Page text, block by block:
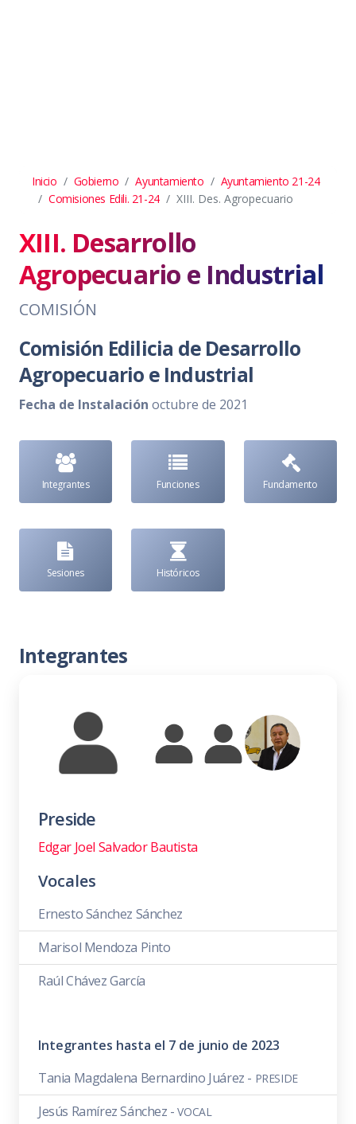
Inicio Gobierno Ayuntamiento
Ayuntamiento 21-24
Comisiones Edili. 21-24
XIII. Des. Agropecuario
XIII. Desarrollo
Agropecuario e Industrial
COMISIÓN
Comisión Edilicia de Desarrollo
Agropecuario e Industrial
Fecha de Instalación octubre de 2021
Integrantes Funciones Fundamento
Sesiones Históricos
Integrantes
Preside
Edgar Joel Salvador Bautista
Vocales
Ernesto Sánchez Sánchez
Marisol Mendoza Pinto
Raúl Chávez García
Integrantes hasta el 7 de junio de 2023
Tania Magdalena Bernardino Juárez - PRESIDE
Jesús Ramírez Sánchez -VOCAL